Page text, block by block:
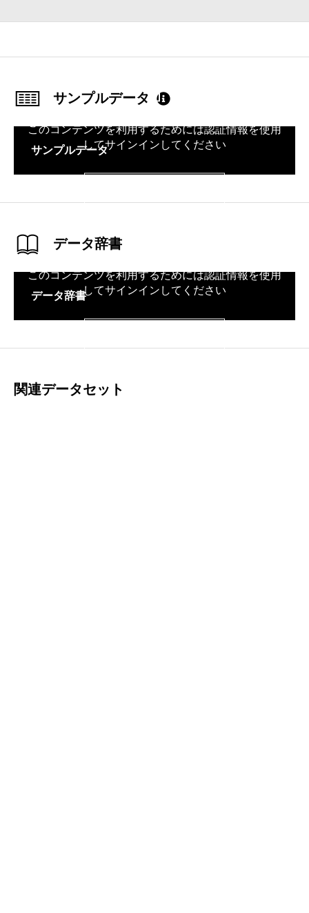
サンプルデータ
サンプルデータ
このコンテンツを利用するためには認証情報を使用
してサインインしてください
データ辞書
データ辞書
このコンテンツを利用するためには認証情報を使用
してサインインしてください
関連データセット